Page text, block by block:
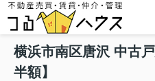
横浜市南区唐沢 中古
半額】